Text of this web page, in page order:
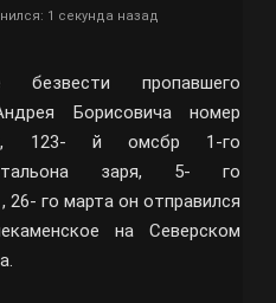
1 секунда назад
безвести пропавшего
Борисовича номер
123- й омсбр 1-го
заря, 5- го
26- го марта он отправился
на Северском